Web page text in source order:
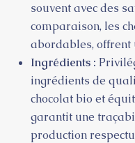
souvent avec des
comparaison, les
abordables, offrent
Ingrédients :
ingrédients de
chocolat bio et
garantit une
production